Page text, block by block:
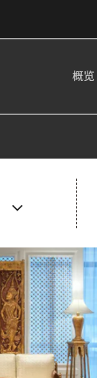
概览